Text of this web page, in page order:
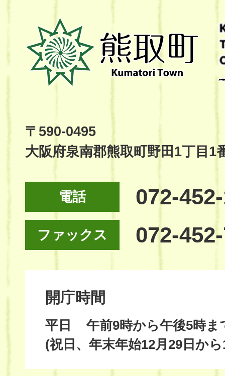
熊
取
町
Kumatori
Site
〒590-0495
大阪府泉南郡熊取町野田1丁目1
電話 072-
ファックス 072-
開庁時間
平日
午前9時から午後5時ま
(祝日、年末年始12月29日か